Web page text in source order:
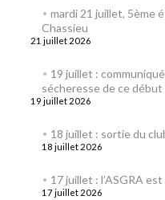
mardi 21 juillet, 5ème
Chassieu
21 juillet 2026
19 juillet :
sécheresse de ce début
19 juillet 2026
18 juillet : sortie du
18 juillet 2026
17 juillet : l’ASGRA
17 juillet 2026